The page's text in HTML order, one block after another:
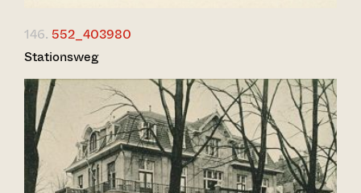
146. 552_403980
Stationsweg